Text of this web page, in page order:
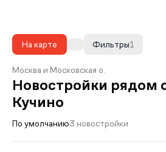
На карте 1
Фильтры
Москва и Московская о.
Новостройки рядом
Кучино
По умолчанию3 новостройки